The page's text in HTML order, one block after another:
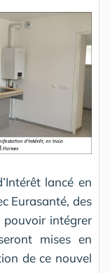
lancé en
Eurasanté, des
intégrer
mises en
de ce nouvel